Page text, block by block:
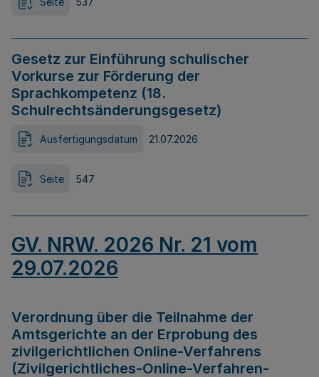
Gesetz zur Einführung schulischer
Vorkurse zur Förderung der
Sprachkompetenz (18.
Schulrechtsänderungsgesetz)
Ausfertigungsdatum 21.07.2026
Seite 547
GV. NRW. 2026 Nr. 21 vom
29.07.2026
Verordnung über die Teilnahme der
Amtsgerichte an der Erprobung des
zivilgerichtlichen Online-Verfahrens
(Zivilgerichtliches-Online-Verfahren-